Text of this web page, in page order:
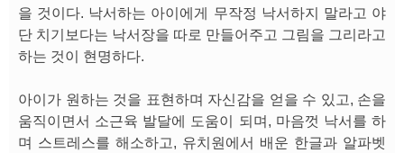
을 것이다. 낙서하는 아이에게 무작정 낙서하지 말라고 야
단 치기보다는 낙서장을 따로 만들어주고 그림을 그리라고
하는 것이 현명하다.
아이가 원하는 것을 표현하며 자신감을 얻을 수 있고, 손을
움직이면서 소근육 발달에 도움이 되며, 마음껏 낙서를 하
며 스트레스를 해소하고, 유치원에서 배운 한글과 알파벳